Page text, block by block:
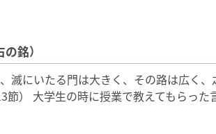
銘）
、滅にいたる門は大きく、その路は広く
） 大学生の時に授業で教えてもらった